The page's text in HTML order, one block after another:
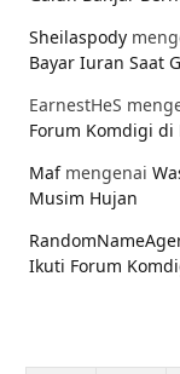
Sheilaspody
Bayar Iuran Saat
EarnestHeS
Forum Komdigi di
Mafmengenai
Musim Hujan
Ikuti Forum